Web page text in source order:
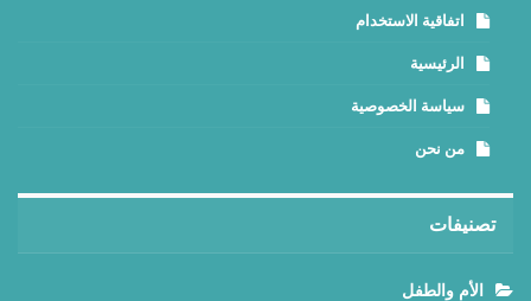
اتفاقية الاستخدام
الرئيسية
سياسة الخصوصية
من نحن
تصنيفات
الأم والطفل